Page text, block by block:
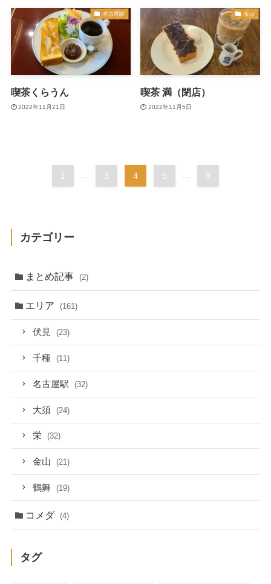
名古屋駅
喫茶くらうん
2022年11月21日
金山
喫茶 満（閉店）
2022年11月5日
1 3 4 5 9
カテゴリー
まとめ記事 (2)
エリア (161)
伏見 (23)
千種 (11)
名古屋駅 (32)
大須 (24)
栄 (32)
金山 (21)
鶴舞 (19)
コメダ (4)
タグ